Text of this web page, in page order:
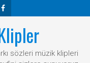
sözleri müzik klipleri